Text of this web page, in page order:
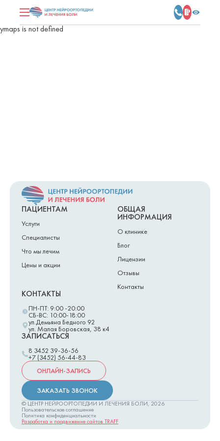
ymaps is not defined
ПАЦИЕНТАМ
Услуги
Специалисты
Что мы лечим
Цены и акции
ОБЩАЯ
ИНФОРМАЦИЯ
О клинике
Блог
Лицензии
Отзывы
Контакты
КОНТАКТЫ
ПН-ПТ: 9:00 -20:00
СБ-ВС: 10:00-18:00
ул.Демьяна Бедного 92
ул. Малая Боровская, 38 к4
ЗАПИСАТЬСЯ
8 3452 39-36-56
+7 (3452) 56-44-83
ОНЛАЙН-ЗАПИСЬ
ЗАКАЗАТЬ ЗВОНОК
© ЦЕНТР НЕЙРООРТОПЕДИИ И ЛЕЧЕНИЯ БОЛИ, 2026
Пользовательское соглашение
Политика конфиденциальности
Разработка и продвижение сайтов TRAFF